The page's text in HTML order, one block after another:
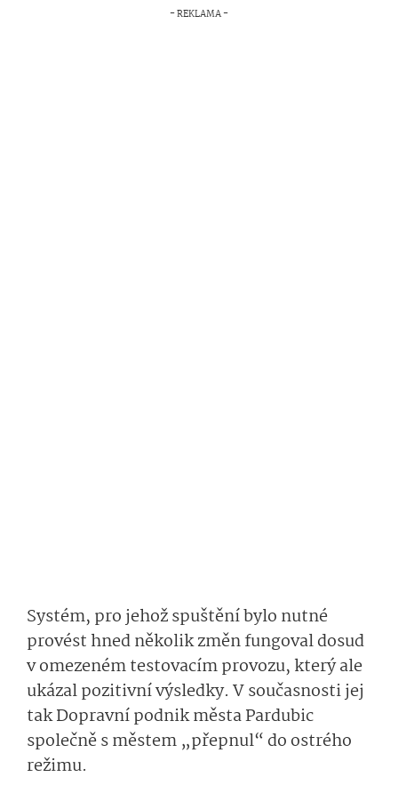
Systém, pro jehož spuštění bylo nutné
provést hned několik změn fungoval dosud
v omezeném testovacím provozu, který ale
ukázal pozitivní výsledky. V současnosti jej
tak Dopravní podnik města Pardubic
společně s městem „přepnul“ do ostrého
režimu.